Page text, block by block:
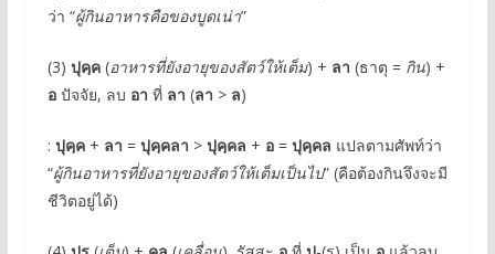
ว่า “ผู้กินอาหารคือของบูดเน่า”
(3) ปุคฺค(อาหารที่ยังอายุของสัตว์ให้เต็ม) + ลา (ธาตุ = กิน) +
อปัจจัย, ลบ อา ที่ ลา (ลา > ล)
: ปุคฺค+ ลา = ปุคฺคลา > ปุคฺคล + อ= ปุคฺคล แปลตามศัพท์ว่า
“ผู้กินอาหารที่ยังอายุของสัตว์ให้เต็มเป็นไป” (คือต้องกินจึงจะมี
ชีวิตอยู่ได้)